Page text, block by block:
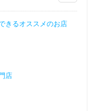
きるオススメのお店
店